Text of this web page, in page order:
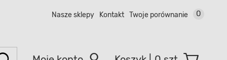
Nasze sklepy Kontakt Twoje porównanie 0